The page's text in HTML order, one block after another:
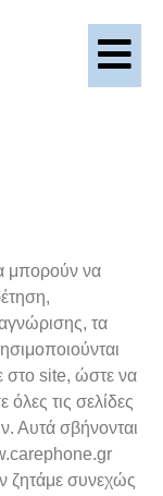
μπορούν να
τα
στο site, ώστε να
όλες τις σελίδες
Αυτά σβήνονται
ζητάμε συνεχώς